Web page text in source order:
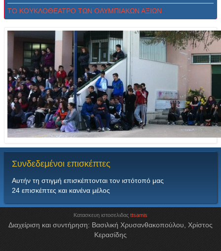
ΤΟ ΚΟΥΚΛΟΘΕΑΤΡΟ ΤΩΝ ΟΛΥΜΠΙΑΚΩΝ ΑΞΙΩΝ
Συνδεδεμένοι επισκέπτες
Αυτήν τη στιγμή επισκέπτονται τον ιστότοπό μας
24 επισκέπτες και κανένα μέλος
Κατασκευη ιστοσελιδας ttsamis
Διαχείριση και συντήρηση: Βασιλική Χρυσανθακοπούλου, Χρίστος
Κερασίδης